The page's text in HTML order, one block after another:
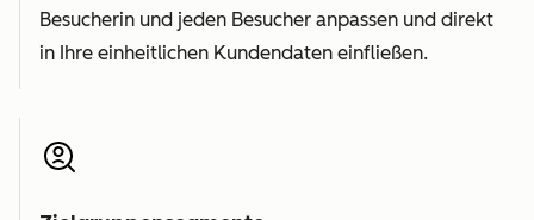
Besucherin und jeden Besucher anpassen und direkt
in Ihre einheitlichen Kundendaten einfließen.